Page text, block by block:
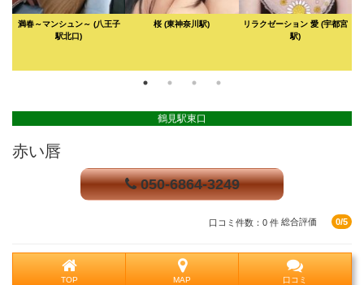
満春～マンシュン～ (八王子
駅北口)
桜(東神奈川駅) リラクゼーション 愛 (宇都宮
駅)
鶴見駅東口
赤い唇
050-6864-3249
口コミ件数：0 件 総合評価 0/5
TOP MAP 口コミ